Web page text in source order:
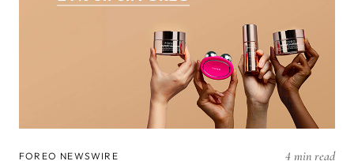
FOREO NEWSWIRE 4 min read